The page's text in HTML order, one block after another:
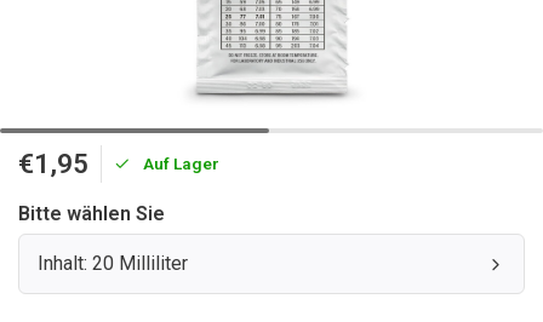
€1,95 Auf Lager
Bitte wählen Sie
Inhalt: 20 Milliliter